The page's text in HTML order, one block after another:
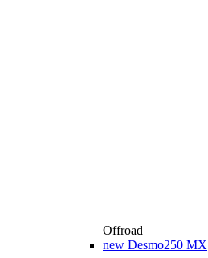
Offroad
new Desmo250 MX